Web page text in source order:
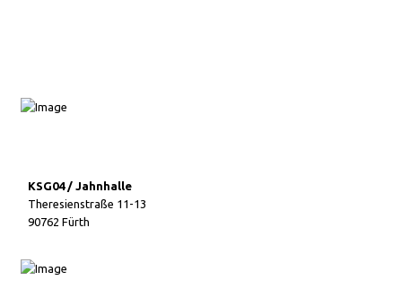
KSG04 / Jahnhalle
Theresienstraße 11-13
90762 Fürth